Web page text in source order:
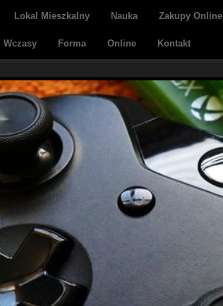
Lokal Mieszkalny Nauka Zakupy Online
Wczasy Forma Online Kontakt